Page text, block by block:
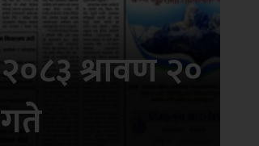
२०८३ श्रावण २०
गते